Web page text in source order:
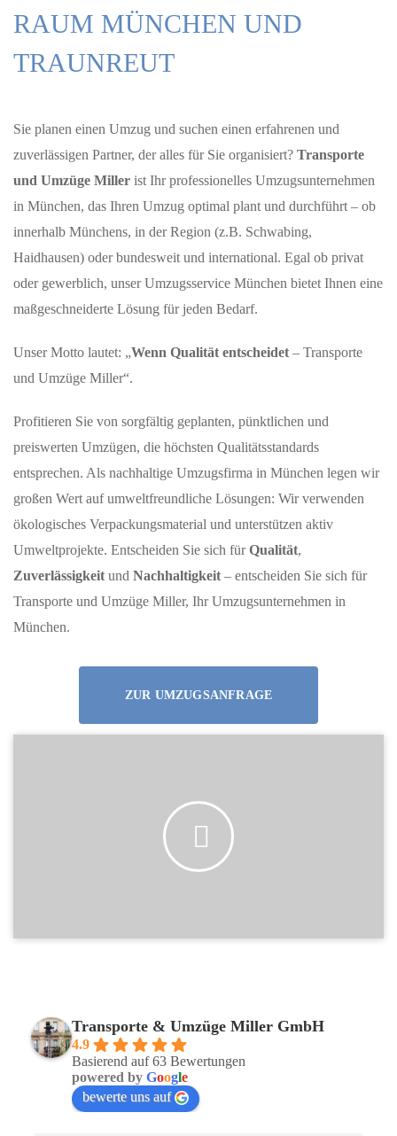
RAUM MÜNCHEN UND
TRAUNREUT
Sie planen einen Umzug und suchen einen erfahrenen und
zuverlässigen Partner, der alles für Sie organisiert? Transporte
und Umzüge Miller ist Ihr professionelles Umzugsunternehmen
in München, das Ihren Umzug optimal plant und durchführt – ob
innerhalb Münchens, in der Region (z.B. Schwabing,
Haidhausen) oder bundesweit und international. Egal ob privat
oder gewerblich, unser Umzugsservice München bietet Ihnen eine
maßgeschneiderte Lösung für jeden Bedarf.
Unser Motto lautet: „Wenn Qualität entscheidet – Transporte
und Umzüge Miller“.
Profitieren Sie von sorgfältig geplanten, pünktlichen und
preiswerten Umzügen, die höchsten Qualitätsstandards
entsprechen. Als nachhaltige Umzugsfirma in München legen wir
großen Wert auf umweltfreundliche Lösungen: Wir verwenden
ökologisches Verpackungsmaterial und unterstützen aktiv
Umweltprojekte. Entscheiden Sie sich fürQualität,
Zuverlässigkeit und Nachhaltigkeit – entscheiden Sie sich für
Transporte und Umzüge Miller, Ihr Umzugsunternehmen in
München.
ZUR UMZUGSANFRAGE
Transporte & Umzüge Miller GmbH
4.9
Basierend auf 63 Bewertungen
powered by Google
bewerte uns auf